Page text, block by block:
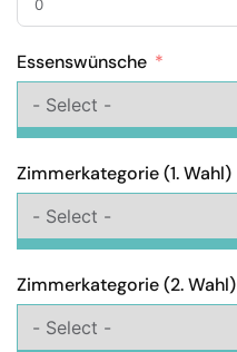
Essenswünsche
Zimmerkategorie (1. Wahl)
Zimmerkategorie (2. Wahl)